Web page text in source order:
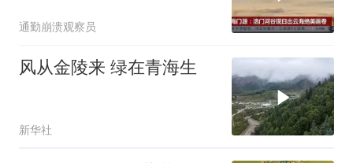
通勤崩溃观察员
风从金陵来 绿在青海生
新华社